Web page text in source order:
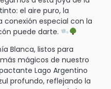
el aire puro, la
conexión especial con la
puede darte.
Blanca, listos para
mágicos de nuestro
Lago Argentino
profundo, reflejando la